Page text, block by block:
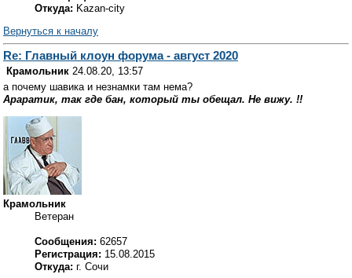
Откуда: Kazan-city
Вернуться к началу
Re: Главный клоун форума - август 2020
Крамольник 24.08.20, 13:57
а почему шавика и незнамки там нема?
Араратик, так где бан, который ты обещал. Не вижу. !!
Крамольник
Ветеран
Сообщения: 62657
Регистрация: 15.08.2015
Откуда: г. Сочи